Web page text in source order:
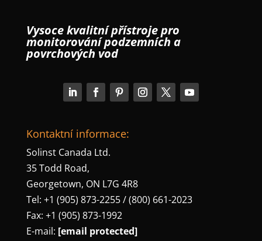
Vysoce kvalitní přístroje pro
monitorování podzemních a
povrchových vod
Kontaktní informace:
Solinst Canada Ltd.
35 Todd Road,
Georgetown, ON L7G 4R8
Tel: +1 (905) 873-2255 / (800) 661-2023
Fax: +1 (905) 873-1992
E-mail: [email protected]